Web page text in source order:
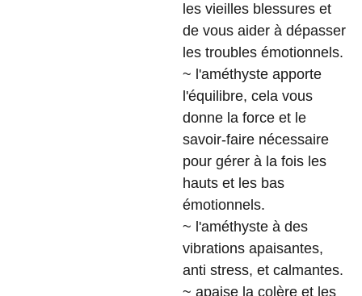
les vieilles blessures et
de vous aider à dépasser
les troubles émotionnels.
~ l'améthyste apporte
l'équilibre, cela vous
donne la force et le
savoir-faire nécessaire
pour gérer à la fois les
hauts et les bas
émotionnels.
~ l'améthyste à des
vibrations apaisantes,
anti stress, et calmantes.
~ apaise la colère et les